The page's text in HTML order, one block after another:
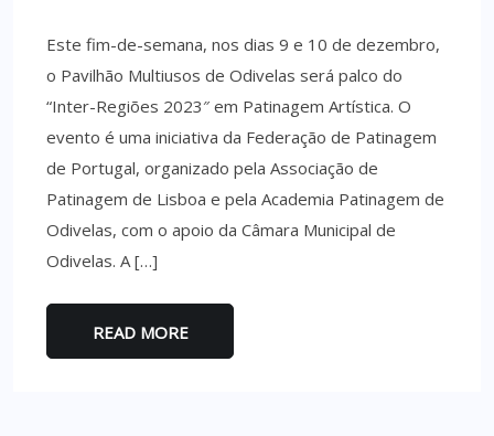
Este fim-de-semana, nos dias 9 e 10 de dezembro,
o Pavilhão Multiusos de Odivelas será palco do
“Inter-Regiões 2023″ em Patinagem Artística. O
evento é uma iniciativa da Federação de Patinagem
de Portugal, organizado pela Associação de
Patinagem de Lisboa e pela Academia Patinagem de
Odivelas, com o apoio da Câmara Municipal de
Odivelas. A […]
READ MORE